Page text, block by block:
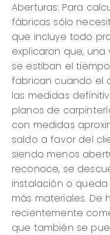
Aberturas: Para
fábricas sólo
que incluye todo
explicaron que, una
se estiban el
fabrican cuando el
las medidas
planos de
con medidas
saldo a favor del
siendo menos
reconoce, se
instalación o
más materiales. De
recientemente
que también se